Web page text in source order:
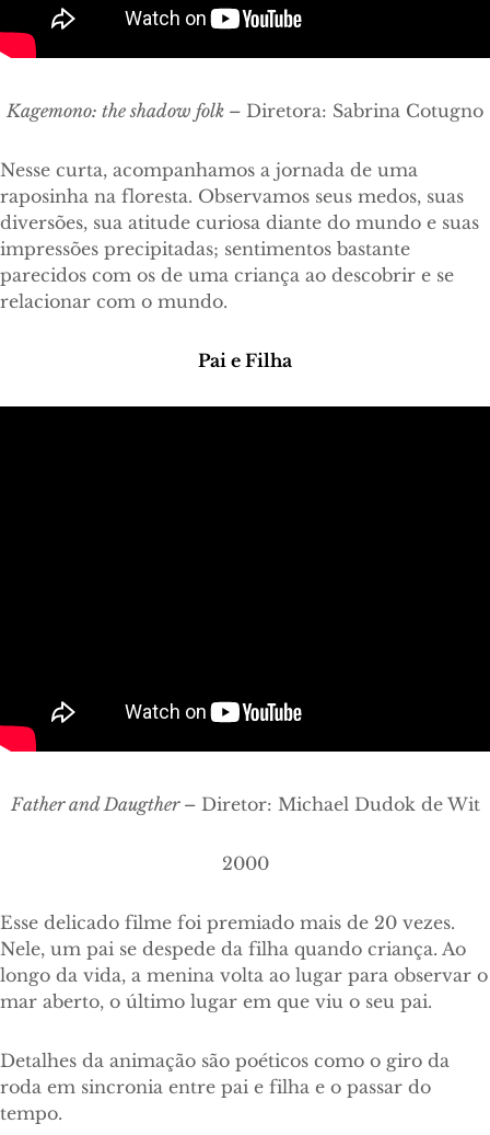
Kagemono: the shadow folk – Diretora: Sabrina Cotugno
Nesse curta, acompanhamos a jornada de uma
raposinha na floresta. Observamos seus medos, suas
diversões, sua atitude curiosa diante do mundo e suas
impressões precipitadas; sentimentos bastante
parecidos com os de uma criança ao descobrir e se
relacionar com o mundo.
Pai e Filha
Father and Daugther – Diretor: Michael Dudok de Wit
2000
Esse delicado filme foi premiado mais de 20 vezes.
Nele, um pai se despede da filha quando criança. Ao
longo da vida, a menina volta ao lugar para observar o
mar aberto, o último lugar em que viu o seu pai.
Detalhes da animação são poéticos como o giro da
roda em sincronia entre pai e filha e o passar do
tempo.